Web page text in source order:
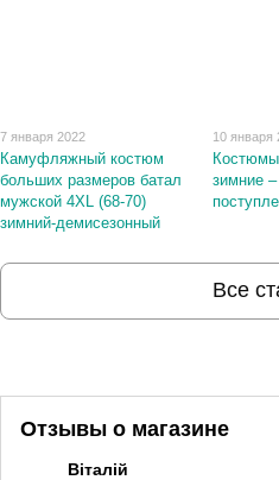
7 января 2022
Камуфляжный костюм
больших размеров батал
мужской 4XL (68-70)
зимний-демисезонный
10 января
зимние
Все
Отзывы о магазине
Віталій